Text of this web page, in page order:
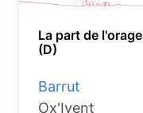
La part de l'orage
(D)
Barrut
Ox'Ivent